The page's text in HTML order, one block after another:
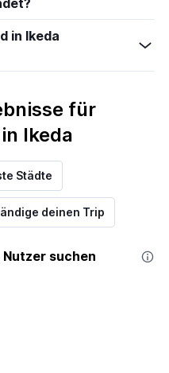
in Ikeda
für
Ikeda
Städte
deinen Trip
suchen